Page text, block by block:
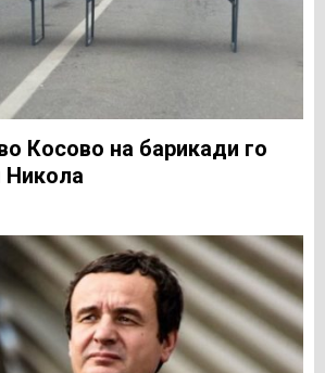
Косово на барикади го
Никола